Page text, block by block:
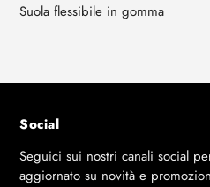
Suola flessibile in gomma
Social
Seguici sui nostri canali social
aggiornato su novità e